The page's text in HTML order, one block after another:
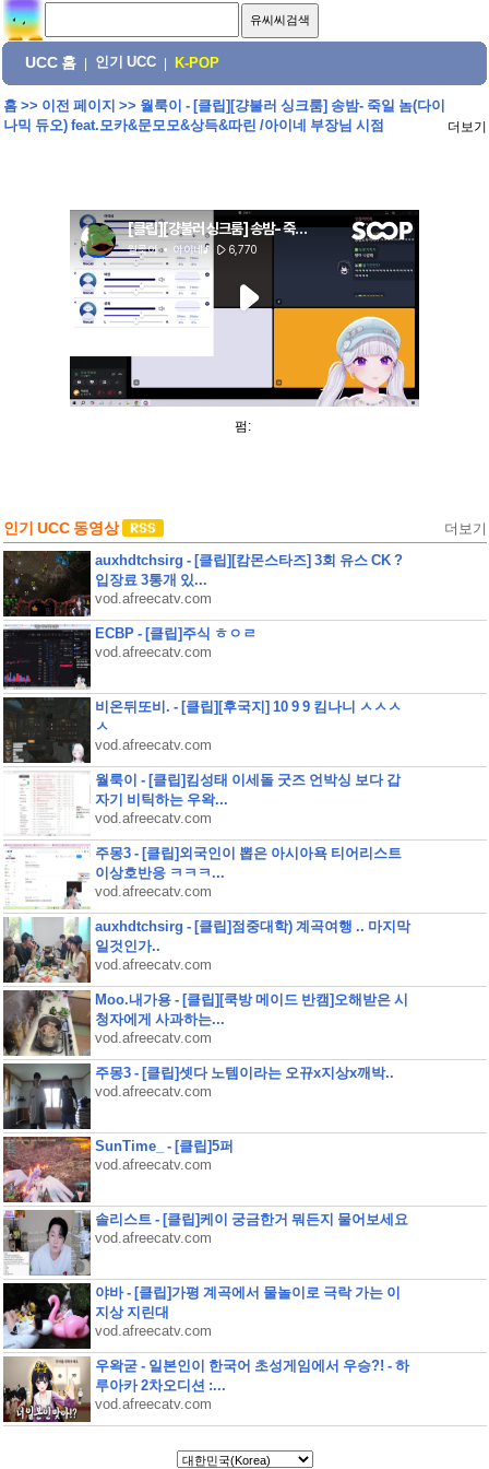
UCC 홈 인기 UCC K-POP
홈>> 이전 페이지 >> 월룩이 - [클립][걍불러 싱크룸] 송밤- 죽일 놈(다이
나믹 듀오) feat.모카&문모모&상득&따린 /아이네 부장님 시점
더보기
펌:
인기 UCC 동영상 더보기
auxhdtchsirg - [클립][캄몬스타즈] 3회 유스 CK ?
입장료 3통개 있...
vod.afreecatv.com
ECBP - [클립]주식 ㅎㅇㄹ
vod.afreecatv.com
비온뒤또비. - [클립][후국지] 10 9 9 킴나니 ㅅㅅㅅ
ㅅ
vod.afreecatv.com
월룩이 - [클립]킴성태 이세돌 굿즈 언박싱 보다 갑
자기 비틱하는 우왁...
vod.afreecatv.com
주몽3 - [클립]외국인이 뽑은 아시아욕 티어리스트
이상호반응 ㅋㅋㅋ...
vod.afreecatv.com
auxhdtchsirg - [클립]점중대학) 계곡여행 .. 마지막
일것인가..
vod.afreecatv.com
Moo.내가용 - [클립][쿡방 메이드 반캠]오해받은 시
청자에게 사과하는...
vod.afreecatv.com
주몽3 - [클립]셋다 노템이라는 오뀨x지상x깨박..
vod.afreecatv.com
SunTime_ - [클립]5퍼
vod.afreecatv.com
솔리스트 - [클립]케이 궁금한거 뭐든지 물어보세요
vod.afreecatv.com
야바 - [클립]가평 계곡에서 물놀이로 극락 가는 이
지상 지린대
vod.afreecatv.com
우왁굳 - 일본인이 한국어 초성게임에서 우승?! - 하
루아카 2차오디션 :...
vod.afreecatv.com